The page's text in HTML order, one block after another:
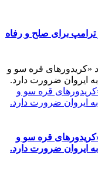
برای صلح و رفاه
«کریدورهای قره سو و
ایروان ضرورت دارد.
«کریدورهای قره سو و
ایروان ضرورت دارد.